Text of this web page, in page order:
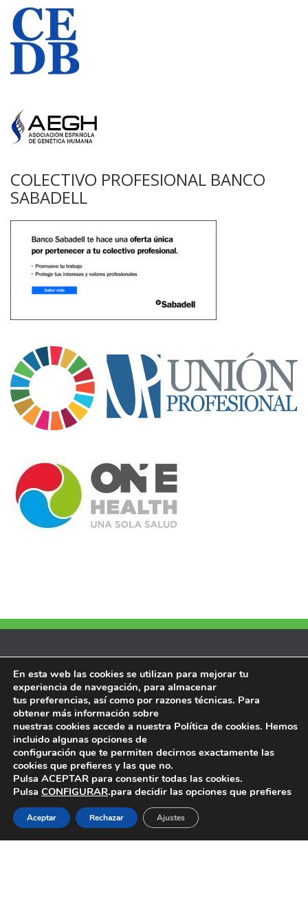
COLECTIVO PROFESIONAL BANCO
SABADELL
Memorias
Plenos
Comisiones del Consejo
Contacto
POLÍTICA DE PRIVACIDAD Y AVISO LEGAL
Archivos
En esta web las cookies se utilizan para mejorar tu
experiencia de navegación, para almacenar
tus preferencias, así como por razones técnicas. Para
obtener más información sobre
nuestras cookies accede a nuestra Política de cookies. Hemos
incluido algunas opciones de
configuración que te permiten decirnos exactamente las
cookies que prefieres y las que no.
Pulsa ACEPTAR para consentir todas las cookies.
Pulsa CONFIGURAR.para decidir las opciones que prefieres
Aceptar Rechazar Ajustes